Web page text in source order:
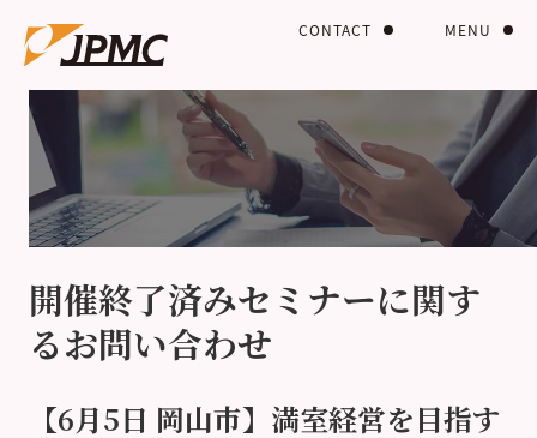
MENU
CONTACT
開催終了済みセミナーに関す
るお問い合わせ
【6月5日 岡山市】満室経営を目指す